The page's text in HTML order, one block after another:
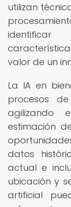
utilizan
identificar
valor de un
La IA en
procesos
agilizando
estimación
datos
actual e
ubicación y
artificial